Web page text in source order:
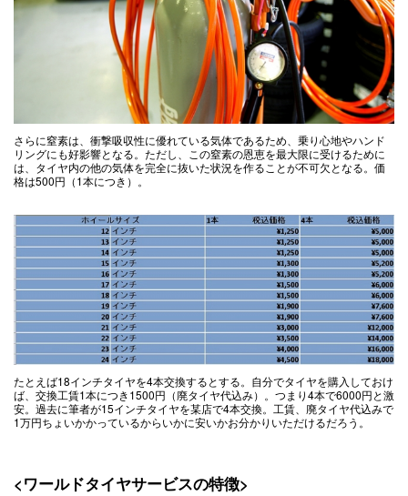
さらに窒素は、衝撃吸収性に優れている気体であるため、乗り心地やハンド
リングにも好影響となる。ただし、この窒素の恩恵を最大限に受けるために
は、タイヤ内の他の気体を完全に抜いた状況を作ることが不可欠となる。価
格は500円（1本につき）。
たとえば18インチタイヤを4本交換するとする。自分でタイヤを購入しておけ
ば、交換工賃1本につき1500円（廃タイヤ代込み）。つまり4本で6000円と激
安。過去に筆者が15インチタイヤを某店で4本交換。工賃、廃タイヤ代込みで
1万円ちょいかかっているからいかに安いかお分かりいただけるだろう。
<ワールドタイヤサービスの特徴>